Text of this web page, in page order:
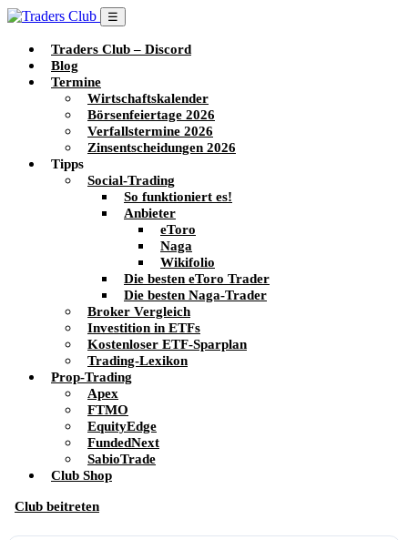
☰
Traders Club – Discord
Blog
Termine
Wirtschaftskalender
Börsenfeiertage 2026
Verfallstermine 2026
Zinsentscheidungen 2026
Tipps
Social-Trading
So funktioniert es!
Anbieter
eToro
Naga
Wikifolio
Die besten eToro Trader
Die besten Naga-Trader
Broker Vergleich
Investition in ETFs
Kostenloser ETF-Sparplan
Trading-Lexikon
Prop-Trading
Apex
FTMO
EquityEdge
FundedNext
SabioTrade
Club Shop
Club beitreten